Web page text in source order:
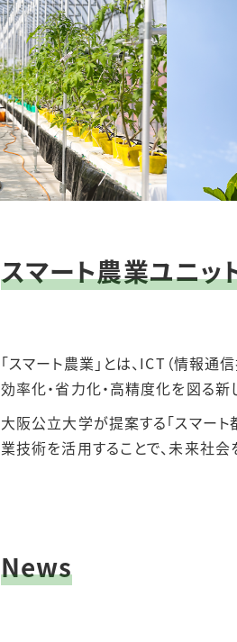
スマート農業ユニッ
｢スマート農業｣とは、ICT（情報通
効率化・省力化・高精度化を図る新
大阪公立大学が提案する｢スマート
業技術を活用することで、未来社
News